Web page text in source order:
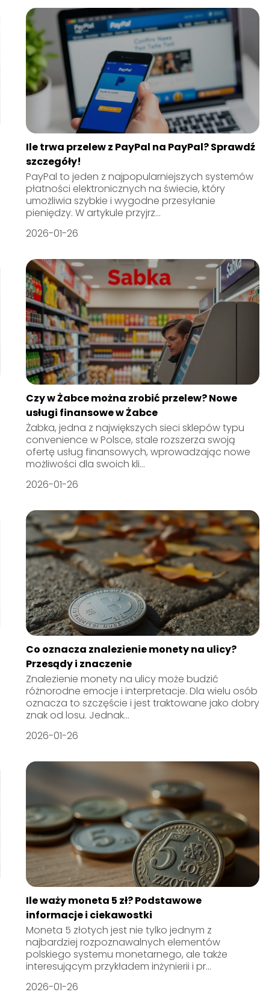
Ile trwa przelew z PayPal na PayPal? Sprawdź
szczegóły!
PayPal to jeden z najpopularniejszych systemów
płatności elektronicznych na świecie, który
umożliwia szybkie i wygodne przesyłanie
pieniędzy. W artykule przyjrz...
2026-01-26
Czy w Żabce można zrobić przelew? Nowe
usługi finansowe w Żabce
Żabka, jedna z największych sieci sklepów typu
convenience w Polsce, stale rozszerza swoją
ofertę usług finansowych, wprowadzając nowe
możliwości dla swoich kli...
2026-01-26
Co oznacza znalezienie monety na ulicy?
Przesądy i znaczenie
Znalezienie monety na ulicy może budzić
różnorodne emocje i interpretacje. Dla wielu osób
oznacza to szczęście i jest traktowane jako dobry
znak od losu. Jednak...
2026-01-26
Ile waży moneta 5 zł? Podstawowe
informacje i ciekawostki
Moneta 5 złotych jest nie tylko jednym z
najbardziej rozpoznawalnych elementów
polskiego systemu monetarnego, ale także
interesującym przykładem inżynierii i pr...
2026-01-26